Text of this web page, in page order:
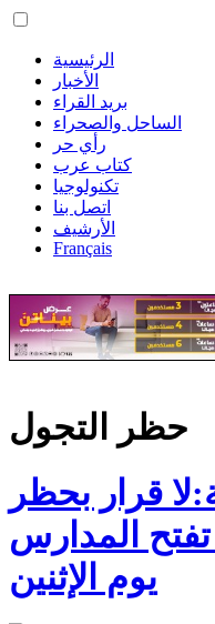
الرئيسية
الأخبار
بريد القراء
الساحل والصحراء
رأي حر
كتاب عرب
تكنولوجيا
اتصل بنا
الأرشيف
Français
حظر التجول
قرار بحظر
تفتح المدارس
يوم الإثنين